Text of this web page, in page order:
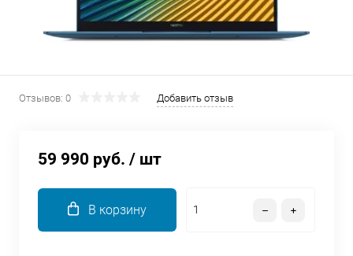
Отзывов: 0 Добавить отзыв
59 990 руб. / шт
В корзину
Получайте товар
выбранный способом
списываться
с вашей карты
Подробнее
об оплате Плайтом